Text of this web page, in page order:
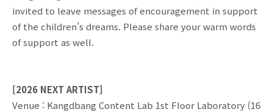
invited to leave messages of encouragement in support
of the children’s dreams. Please share your warm words
of support as well.
[2026 NEXT ARTIST]
Venue : Kangdbang Content Lab 1st Floor Laboratory (16